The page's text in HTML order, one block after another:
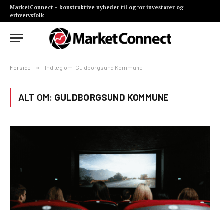
MarketConnect – konstruktive nyheder til og for investorer og
erhvervsfolk
Forside » Indlæg om "Guldborgsund Kommune"
ALT OM: GULDBORGSUND KOMMUNE